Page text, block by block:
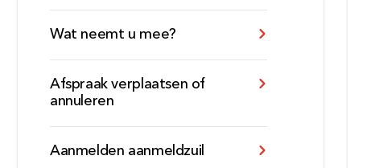
Wat neemt u mee?
Afspraak verplaatsen of
annuleren
Aanmelden aanmeldzuil